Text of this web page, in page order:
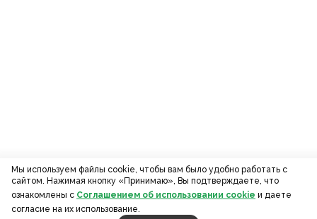
Мы используем файлы cookie, чтобы вам было удобно работать с
сайтом. Нажимая кнопку «Принимаю», Вы подтверждаете, что
ознакомлены с Соглашением об использовании cookie и даете
согласие на их использование.